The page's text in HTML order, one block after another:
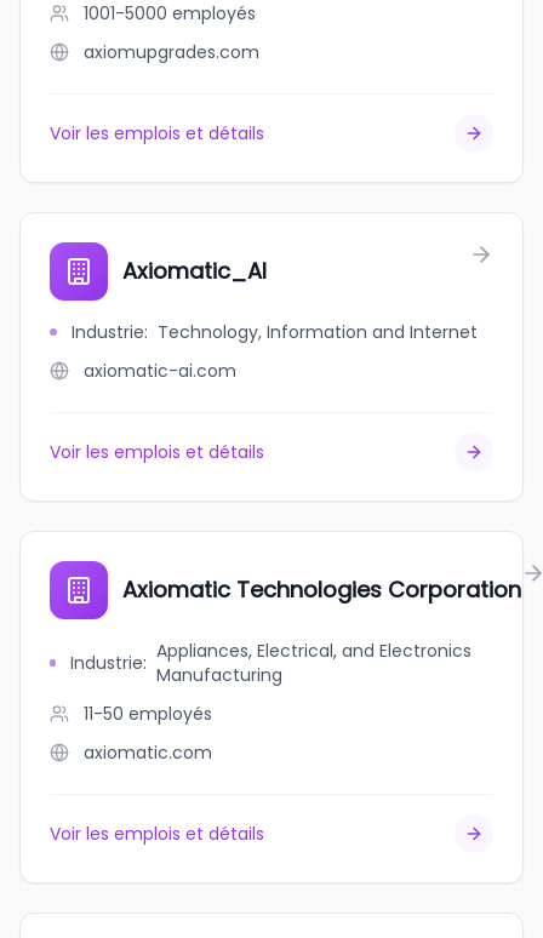
1001-5000 employés
axiomupgrades.com
Voir les emplois et détails
Axiomatic_AI
Industrie: Technology, Information and Internet
axiomatic-ai.com
Voir les emplois et détails
Axiomatic Technologies Corporation
Industrie: Appliances, Electrical, and Electronics
Manufacturing
11-50 employés
axiomatic.com
Voir les emplois et détails